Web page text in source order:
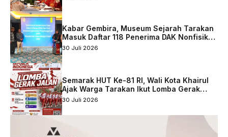
Kabar Gembira, Museum Sejarah Tarakan
Masuk Daftar 118 Penerima DAK Nonfisik
2027
30 Juli 2026
Semarak HUT Ke-81 RI, Wali Kota Khairul
Ajak Warga Tarakan Ikut Lomba Gerak
Jalan
30 Juli 2026